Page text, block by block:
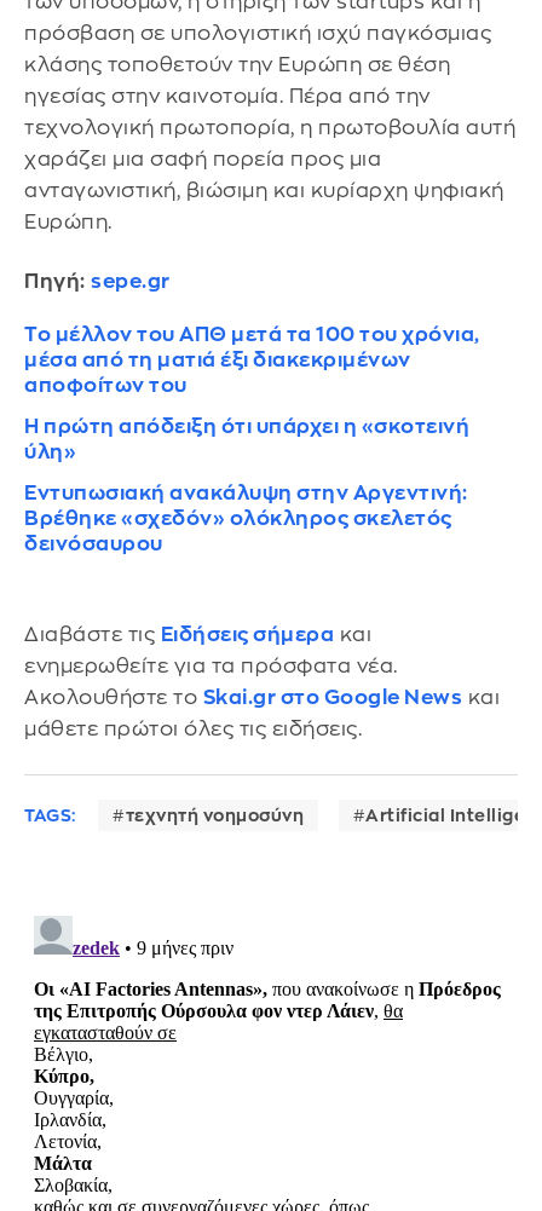
πρόσβαση σε υπολογιστική ισχύ παγκόσμιας
κλάσης τοποθετούν την Ευρώπη σε θέση
ηγεσίας στην καινοτομία. Πέρα από την
τεχνολογική πρωτοπορία, η πρωτοβουλία αυτή
χαράζει μια σαφή πορεία προς μια
ανταγωνιστική, βιώσιμη και κυρίαρχη ψηφιακή
Ευρώπη.
Πηγή: sepe.gr
Το μέλλον του ΑΠΘ μετά τα 100 του χρόνια,
μέσα από τη ματιά έξι διακεκριμένων
αποφοίτων του
H πρώτη απόδειξη ότι υπάρχει η «σκοτεινή
ύλη»
Εντυπωσιακή ανακάλυψη στην Αργεντινή:
Βρέθηκε «σχεδόν» ολόκληρος σκελετός
δεινόσαυρου
Διαβάστε τις Ειδήσεις σήμερα και
ενημερωθείτε για τα πρόσφατα νέα.
Ακολουθήστε το Skai.gr στο Google News και
μάθετε πρώτοι όλες τις ειδήσεις.
TAGS: τεχνητή νοημοσύνη Artificial